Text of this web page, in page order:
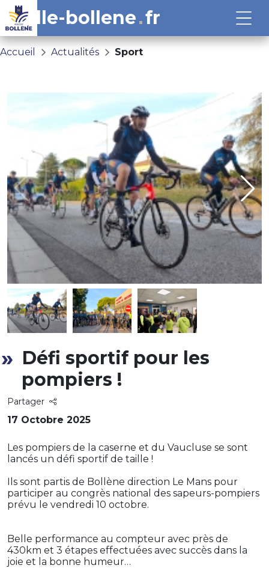
ville-bollene fr
Accueil Actualités Sport
Défi sportif pour les
pompiers !
Partager
17 Octobre 2025
Les pompiers de la caserne et du Vaucluse se sont
lancés un défi sportif de taille !
Ils sont partis de Bollène direction Le Mans pour
participer au congrès national des sapeurs-pompiers
prévu le vendredi 10 octobre.
Belle performance au compteur avec près de
430km et 3 étapes effectuées avec succès dans la
joie et la bonne humeur…